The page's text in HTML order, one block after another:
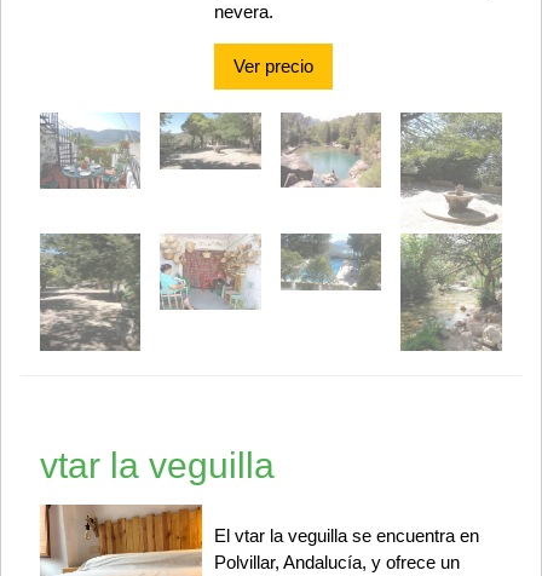
nevera.
Ver precio
vtar la veguilla
El vtar la veguilla se encuentra en
Polvillar, Andalucía, y ofrece un